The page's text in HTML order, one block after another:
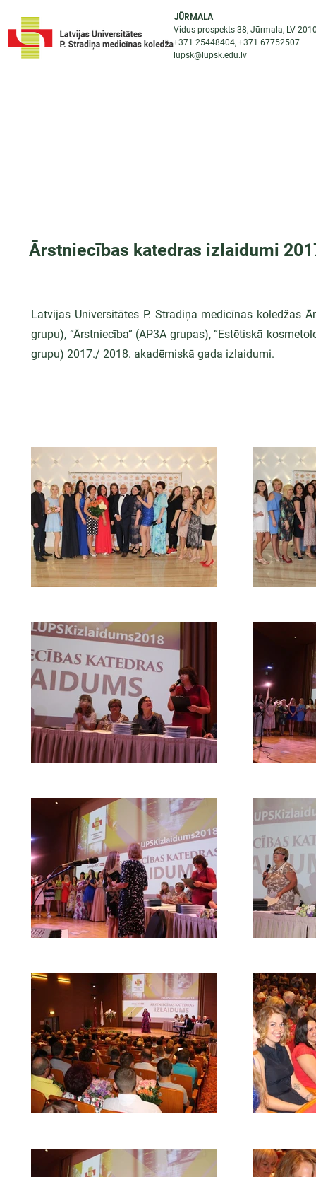
JŪRMALA
Vidus prospekts 38, Jūrmala, LV-
+371 25448404, +371 67752507
lupsk@lupsk.edu.lv
Ārstniecības katedras izlaidumi
Latvijas Universitātes P. Stradiņa medicīnas koledžas
grupu), “Ārstniecība” (AP3A grupas), “Estētiskā
grupu) 2017./ 2018. akadēmiskā gada izlaidumi.